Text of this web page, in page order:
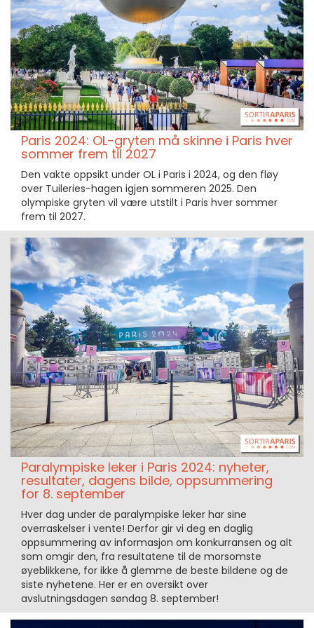
Paris 2024: OL-gryten må skinne i Paris hver
sommer frem til 2027
Den vakte oppsikt under OL i Paris i 2024, og den fløy
over Tuileries-hagen igjen sommeren 2025. Den
olympiske gryten vil være utstilt i Paris hver sommer
frem til 2027.
Paralympiske leker i Paris 2024: nyheter,
resultater, dagens bilde, oppsummering
for 8. september
Hver dag under de paralympiske leker har sine
overraskelser i vente! Derfor gir vi deg en daglig
oppsummering av informasjon om konkurransen og alt
som omgir den, fra resultatene til de morsomste
øyeblikkene, for ikke å glemme de beste bildene og de
siste nyhetene. Her er en oversikt over
avslutningsdagen søndag 8. september!